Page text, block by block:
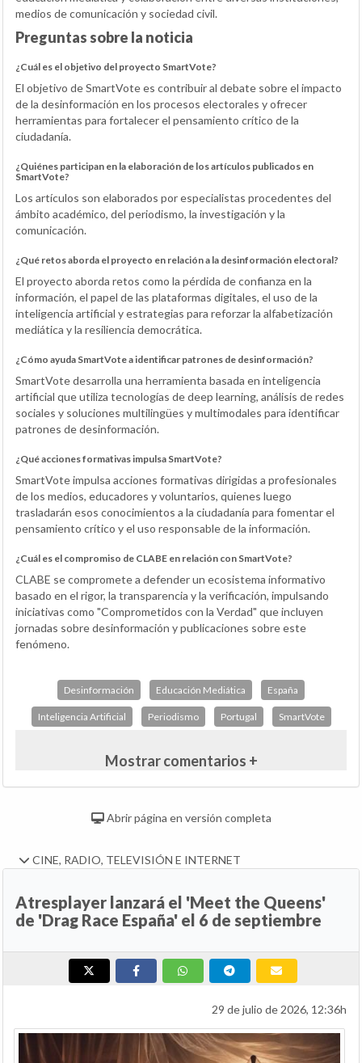
medios de comunicación y sociedad civil.
Preguntas sobre la noticia
¿Cuál es el objetivo del proyecto SmartVote?
El objetivo de SmartVote es contribuir al debate sobre el impacto
de la desinformación en los procesos electorales y ofrecer
herramientas para fortalecer el pensamiento crítico de la
ciudadanía.
¿Quiénes participan en la elaboración de los artículos publicados en
SmartVote?
Los artículos son elaborados por especialistas procedentes del
ámbito académico, del periodismo, la investigación y la
comunicación.
¿Qué retos aborda el proyecto en relación a la desinformación electoral?
El proyecto aborda retos como la pérdida de confianza en la
información, el papel de las plataformas digitales, el uso de la
inteligencia artificial y estrategias para reforzar la alfabetización
mediática y la resiliencia democrática.
¿Cómo ayuda SmartVote a identificar patrones de desinformación?
SmartVote desarrolla una herramienta basada en inteligencia
artificial que utiliza tecnologías de deep learning, análisis de redes
sociales y soluciones multilingües y multimodales para identificar
patrones de desinformación.
¿Qué acciones formativas impulsa SmartVote?
SmartVote impulsa acciones formativas dirigidas a profesionales
de los medios, educadores y voluntarios, quienes luego
trasladarán esos conocimientos a la ciudadanía para fomentar el
pensamiento crítico y el uso responsable de la información.
¿Cuál es el compromiso de CLABE en relación con SmartVote?
CLABE se compromete a defender un ecosistema informativo
basado en el rigor, la transparencia y la verificación, impulsando
iniciativas como "Comprometidos con la Verdad" que incluyen
jornadas sobre desinformación y publicaciones sobre este
fenómeno.
Desinformación Educación Mediática España
Inteligencia Artificial Periodismo Portugal SmartVote
Mostrar comentarios +
Abrir página en versión completa
CINE, RADIO, TELEVISIÓN E INTERNET
Atresplayer lanzará el 'Meet the Queens'
de 'Drag Race España' el 6 de septiembre
29 de julio de 2026, 12:36h